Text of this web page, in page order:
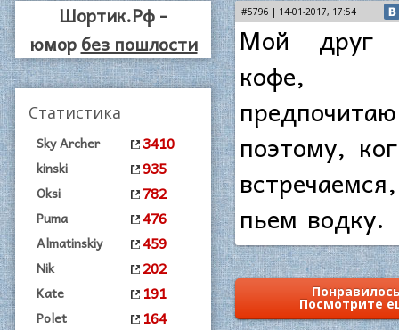
Шортик.Рф -
юморбез пошлости
Статистика
Sky Archer 3410
kinski 935
Oksi 782
Puma 476
Almatinskiy 459
Nik 202
Kate 191
Polet 164
#5796 | 14-01-2017, 17:54
Мой друг
поэтому,
пьем водку.
Посмотрите